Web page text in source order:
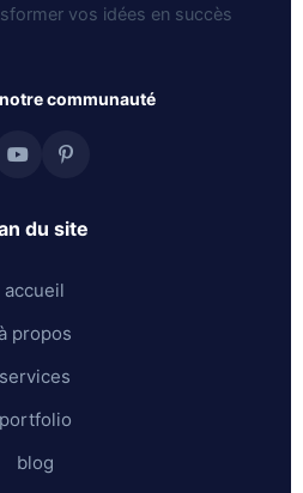
vos idées en succès
communauté
du site
accueil
à propos
services
portfolio
blog